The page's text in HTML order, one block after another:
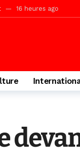
16 heures ago
ago
Diouck PS) 2 jours
ago